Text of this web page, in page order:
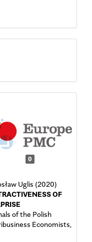
0
Uglis (2020)
OF
of the Polish
Economists,